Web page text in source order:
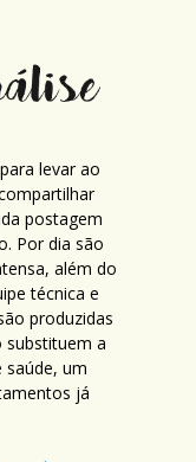
levar ao
postagem
Por dia são
além do
técnica e
produzidas
a
saúde, um
já